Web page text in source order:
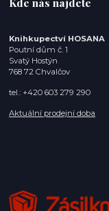
Knihkupectví HOSANA
Poutní dům č. 1
Svatý Hostýn
768 72 Chvalčov
tel.: +420 603 279 290
Aktuální prodejní doba